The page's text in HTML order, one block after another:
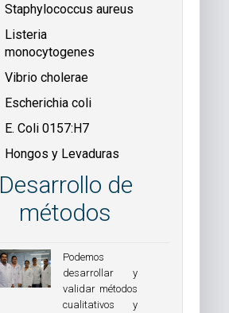
Staphylococcus aureus
Listeria
monocytogenes
Vibrio cholerae
Escherichia coli
E. Coli 0157:H7
Hongos y Levaduras
Desarrollo de
métodos
Podemos
desarrollar y
validar métodos
cualitativos y